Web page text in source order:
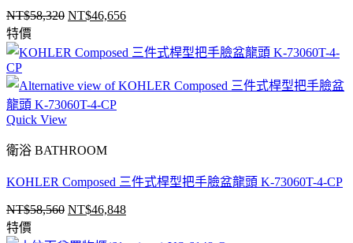
NT$58,320 原
價
NT$58,320。
NT$46,656目
價
NT$46,656。
特價
Quick View
衛浴 BATHROOM
KOHLER Composed 三件式桿型把手臉盆龍頭 K-73060T-4-CP
NT$58,560 原
NT$46,848目
特價